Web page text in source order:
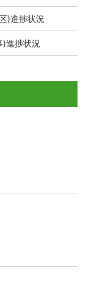
)進捗状況
進捗状況